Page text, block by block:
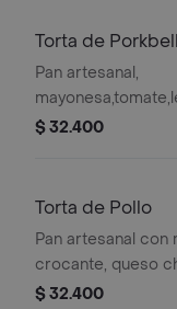
Torta de
Pan artesanal,
de queso,
$ 32.400
Torta de Pollo
Pan artesanal con
crocante, queso
col, zanahoria y
$ 32.400